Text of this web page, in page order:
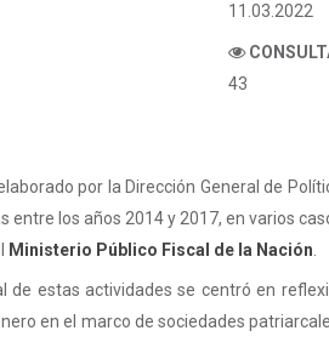
11.03.2022
43
por la Dirección General de
entre los años 2014 y 2017, en varios
Ministerio Público Fiscal de la Nación
de estas actividades se centró en
en el marco de sociedades